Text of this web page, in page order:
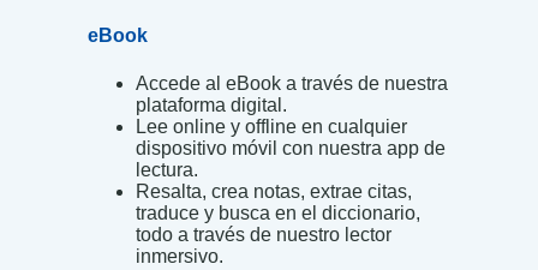
eBook
Accede al eBook a través de nuestra
plataforma digital.
Lee online y offline en cualquier
dispositivo móvil con nuestra app de
lectura.
Resalta, crea notas, extrae citas,
traduce y busca en el diccionario,
todo a través de nuestro lector
inmersivo.